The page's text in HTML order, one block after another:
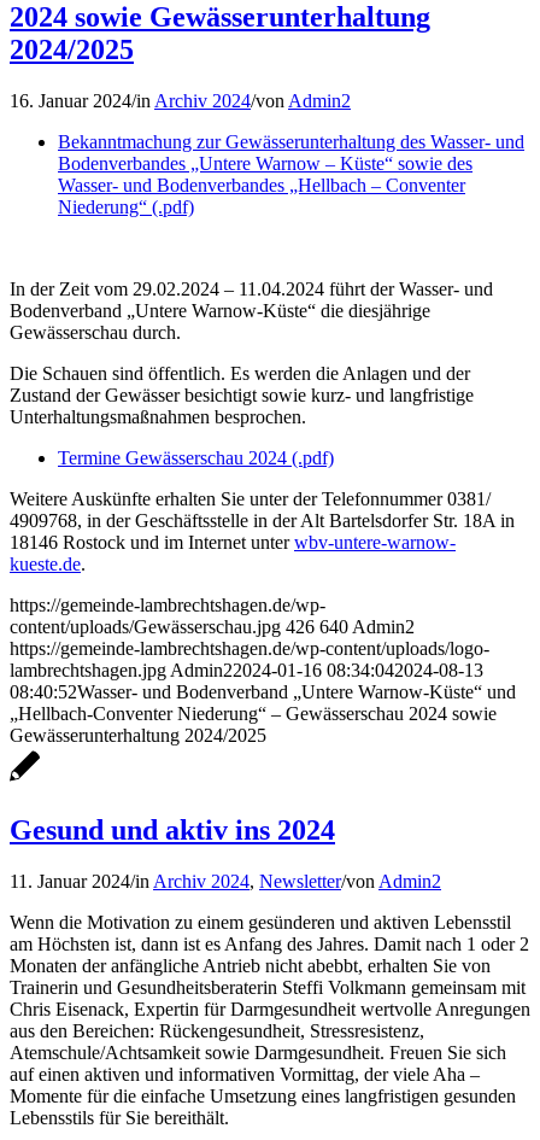
2024 sowie Gewässerunterhaltung
2024/2025
16. Januar 2024/in Archiv 2024/von Admin2
Bekanntmachung zur Gewässerunterhaltung des Wasser- und
Bodenverbandes „Untere Warnow – Küste“ sowie des
Wasser- und Bodenverbandes „Hellbach – Conventer
Niederung“ (.pdf)
In der Zeit vom 29.02.2024 – 11.04.2024 führt der Wasser- und
Bodenverband „Untere Warnow-Küste“ die diesjährige
Gewässerschau durch.
Die Schauen sind öffentlich. Es werden die Anlagen und der
Zustand der Gewässer besichtigt sowie kurz- und langfristige
Unterhaltungsmaßnahmen besprochen.
Termine Gewässerschau 2024 (.pdf)
Weitere Auskünfte erhalten Sie unter der Telefonnummer 0381/
4909768, in der Geschäftsstelle in der Alt Bartelsdorfer Str. 18A in
18146 Rostock und im Internet unterwbv-untere-warnow-
kueste.de.
https://gemeinde-lambrechtshagen.de/wp-
content/uploads/Gewässerschau.jpg 426 640 Admin2
https://gemeinde-lambrechtshagen.de/wp-content/uploads/logo-
lambrechtshagen.jpg Admin22024-01-16 08:34:042024-08-13
08:40:52Wasser- und Bodenverband „Untere Warnow-Küste“ und
„Hellbach-Conventer Niederung“ – Gewässerschau 2024 sowie
Gewässerunterhaltung 2024/2025
Gesund und aktiv ins 2024
11. Januar 2024/in Archiv 2024, Newsletter/von Admin2
Wenn die Motivation zu einem gesünderen und aktiven Lebensstil
am Höchsten ist, dann ist es Anfang des Jahres. Damit nach 1 oder 2
Monaten der anfängliche Antrieb nicht abebbt, erhalten Sie von
Trainerin und Gesundheitsberaterin Steffi Volkmann gemeinsam mit
Chris Eisenack, Expertin für Darmgesundheit wertvolle Anregungen
aus den Bereichen: Rückengesundheit, Stressresistenz,
Atemschule/Achtsamkeit sowie Darmgesundheit. Freuen Sie sich
auf einen aktiven und informativen Vormittag, der viele Aha –
Momente für die einfache Umsetzung eines langfristigen gesunden
Lebensstils für Sie bereithält.